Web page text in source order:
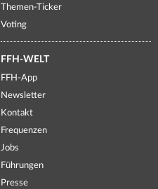
Themen-Ticker
Voting
FFH-WELT
FFH-App
Newsletter
Kontakt
Frequenzen
Jobs
Führungen
Presse